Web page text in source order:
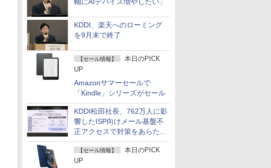
KDDI、楽天へのローミング
を9月末で終了
【セール情報】
本日のPICK
UP
Amazonサマーセールで
「Kindle」シリーズがセール
KDDI松田社長、762万人に影
響したISP向けメール基盤不
正アクセスで対策をあらため
て説明
【セール情報】
本日のPICK
UP